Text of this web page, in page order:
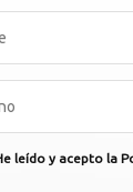
leído y acepto la